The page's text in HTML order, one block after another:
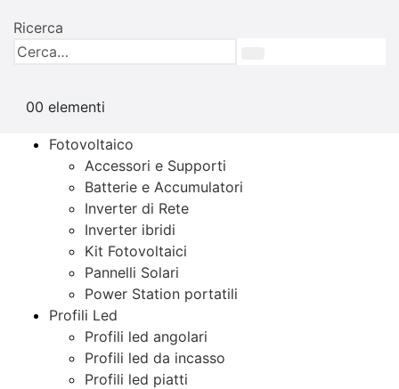
Ricerca
00 elementi
Fotovoltaico
Accessori e Supporti
Batterie e Accumulatori
Inverter di Rete
Inverter ibridi
Kit Fotovoltaici
Pannelli Solari
Power Station portatili
Profili Led
Profili led angolari
Profili led da incasso
Profili led piatti